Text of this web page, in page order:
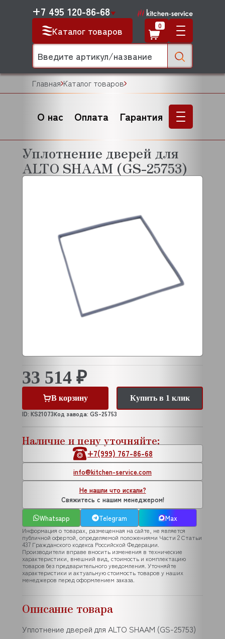
Каталог товаров
+7 495 120-86-68
0
Главная Каталог товаров
О нас Оплата Гарантия
Уплотнение дверей для
ALTO SHAAM (GS-25753)
33 514 ₽
В корзину
Купить в 1 клик
ID: KS21073Код завода: GS-25753
Наличие и цену уточняйте:
+7(999) 767-86-68
info@kitchen-service.com
Не нашли что искали?
Свяжитесь с нашим менеджером!
Whatsapp
Telegram Max
Информация о товарах, размещенная на сайте, не является
публичной офертой, определяемой положениями Части 2 Статьи
437 Гражданского кодекса Российской Федерации.
Производители вправе вносить изменения в технические
характеристики, внешний вид, стоимость и комплектацию
товаров без предварительного уведомления. Уточняйте
характеристики и актуальную стоимость товаров у наших
менеджеров перед оформлением заказа.
Описание товара
Уплотнение дверей для ALTO SHAAM (GS-25753)